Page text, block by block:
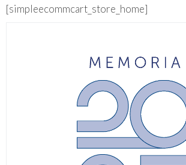
[simpleecommcart_store_home]